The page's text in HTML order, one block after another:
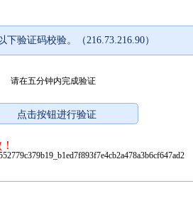
验证码校验。（216.73.216.90）
请在五分钟内完成验证